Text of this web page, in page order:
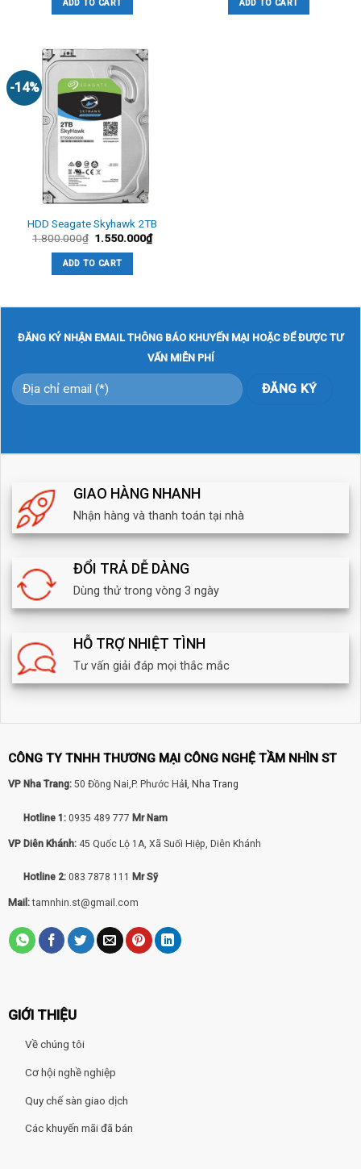
ADD TO CART ADD TO CART
-14%
HDD Seagate Skyhawk 2TB
1.800.000₫ 1.550.000₫
ADD TO CART
ĐĂNG KÝ NHẬN EMAIL THÔNG BÁO KHUYẾN MẠI HOẶC ĐỂ ĐƯỢC TƯ
VẤN MIỄN PHÍ
GIAO HÀNG NHANH
Nhận hàng và thanh toán tại nhà
ĐỔI TRẢ DỄ DÀNG
Dùng thử trong vòng 3 ngày
HỖ TRỢ NHIỆT TÌNH
Tư vấn giải đáp mọi thắc mắc
CÔNG TY TNHH THƯƠNG MẠI CÔNG NGHỆ TẦM NHÌN ST
VP Nha Trang: 50 Đồng Nai,P. Phước Hải, Nha Trang
Hotline 1: 0935 489 777 Mr Nam
VP Diên Khánh: 45 Quốc Lộ 1A, Xã Suối Hiệp, Diên Khánh
Hotline 2: 083 7878 111 Mr Sỹ
Mail:tamnhin.st@gmail.com
GIỚI THIỆU
Về chúng tôi
Cơ hội nghề nghiệp
Quy chế sàn giao dịch
Các khuyến mãi đã bán